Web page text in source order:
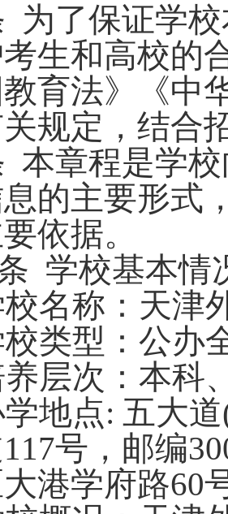
为了保证学
生和高校的
育法》《中
规定，结合
本章程是学
的主要形式
依据。
学校基本情
名称：天津
类型：公办
层次：本科
地点: 五大道
117号， 邮编
港学府路60